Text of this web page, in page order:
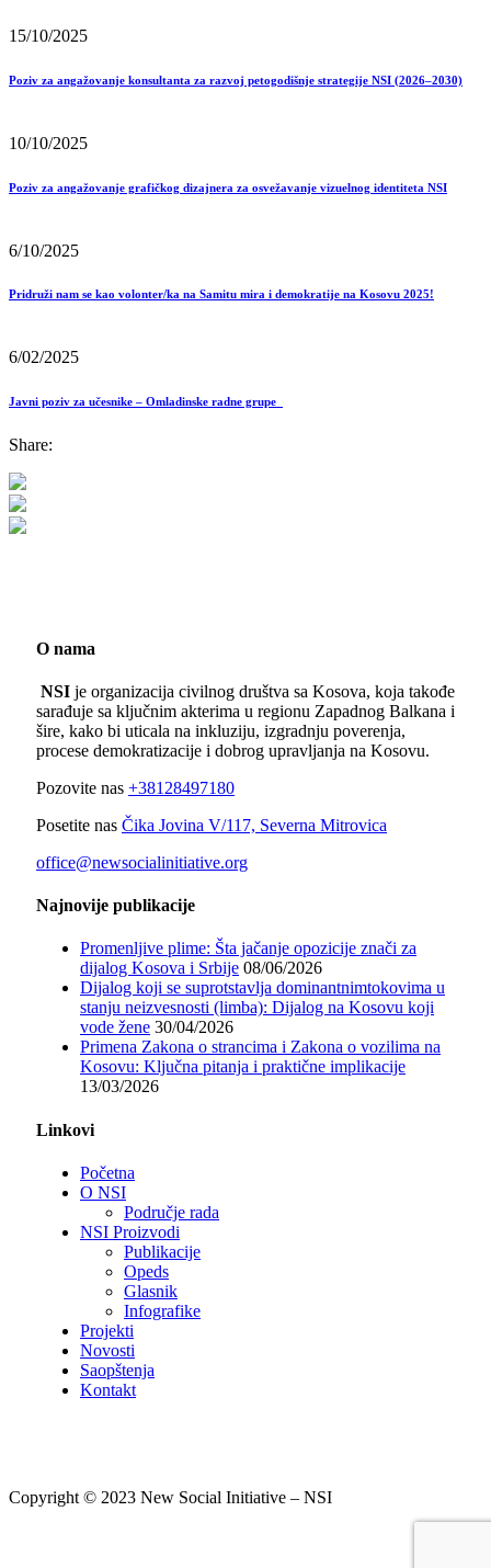
15/10/2025
Poziv za angažovanje konsultanta za razvoj petogodišnje strategije NSI (2026–2030)
10/10/2025
Poziv za angažovanje grafičkog dizajnera za osvežavanje vizuelnog identiteta NSI
6/10/2025
Pridruži nam se kao volonter/ka na Samitu mira i demokratije na Kosovu 2025!
6/02/2025
Javni poziv za učesnike – Omladinske radne grupe
Share:
O nama
NSI je organizacija civilnog društva sa Kosova, koja takođe
sarađuje sa ključnim akterima u regionu Zapadnog Balkana i
šire, kako bi uticala na inkluziju, izgradnju poverenja,
procese demokratizacije i dobrog upravljanja na Kosovu.
Pozovite nas +38128497180
Posetite nas Čika Jovina V/117, Severna Mitrovica
office@newsocialinitiative.org
Najnovije publikacije
Promenljive plime: Šta jačanje opozicije znači za
dijalog Kosova i Srbije 08/06/2026
Dijalog koji se suprotstavlja dominantnimtokovima u
stanju neizvesnosti (limba): Dijalog na Kosovu koji
vode žene 30/04/2026
Primena Zakona o strancima i Zakona o vozilima na
Kosovu: Ključna pitanja i praktične implikacije
13/03/2026
Linkovi
Početna
O NSI
Područje rada
NSI Proizvodi
Publikacije
Opeds
Glasnik
Infografike
Projekti
Novosti
Saopštenja
Kontakt
Copyright © 2023 New Social Initiative – NSI